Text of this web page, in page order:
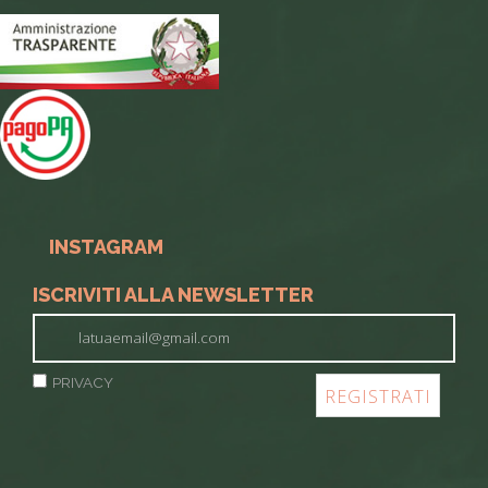
INSTAGRAM
ISCRIVITI ALLA NEWSLETTER
PRIVACY